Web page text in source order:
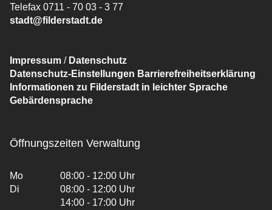
Telefax 0711 - 70 03 - 3 77
stadt@filderstadt.de
Impressum / Datenschutz
Datenschutz-Einstellungen Barrierefreiheitserklärung
Informationen zu Filderstadt in leichter Sprache
Gebärdensprache
Öffnungszeiten Verwaltung
Mo
08:00 - 12:00 Uhr
Di
08:00 - 12:00 Uhr
14:00 - 17:00 Uhr